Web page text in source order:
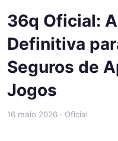
36q Oficial:
Definitiva
Seguros de
Jogos
16 maio 2026 · Oficial